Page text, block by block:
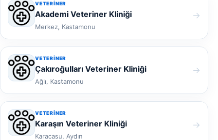
VETERINER
Akademi Veteriner Kliniği
Merkez, Kastamonu
→
VETERINER
Çakıroğulları Veteriner Kliniği
Ağlı, Kastamonu
→
VETERINER
Karaşın Veteriner Kliniği
Karacasu, Aydın
→